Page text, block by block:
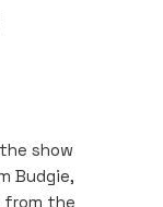
show
Budgie,
from the